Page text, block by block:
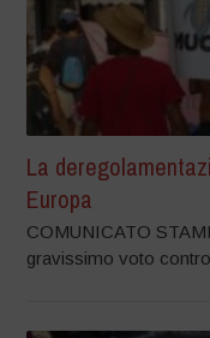
La
Europa
COMUNICATO
gravissimo voto